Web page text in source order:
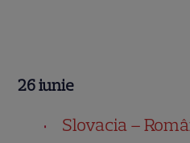
26 iunie
Slovacia –